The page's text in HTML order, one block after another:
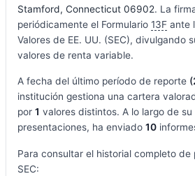
Stamford, Connecticut 06902. La
periódicamente el Formulario 13Fante
Valores de EE. UU. (SEC), divulgando
valores de renta variable.
A fecha del último período de reporte
institución gestiona una cartera
por 1 valores distintos. A lo largo de
presentaciones, ha enviado 10
Para consultar el historial completo de
SEC: